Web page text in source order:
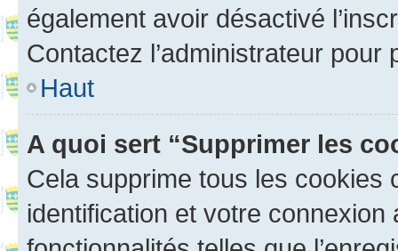
également avoir désactivé
Contactez l’administrateur
Haut
A quoi sert “Supprimer les
Cela supprime tous les cookies
identification et votre